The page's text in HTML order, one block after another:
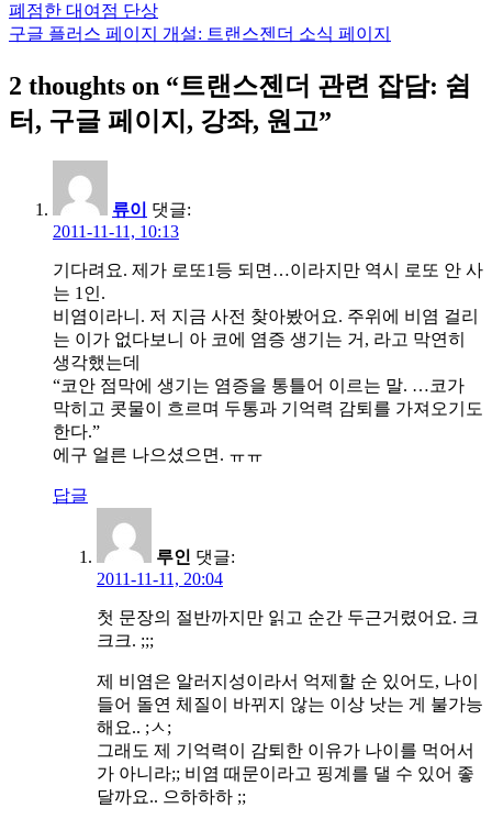
글
탐
색
폐점한 대여점 단상
구글 플러스 페이지 개설: 트랜스젠더 소식 페이지
2 thoughts on “트랜스젠더 관련 잡담: 쉼
터, 구글 페이지, 강좌, 원고”
류이
댓글:
2011-11-11, 10:13
기다려요. 제가 로또1등 되면…이라지만 역시 로또 안 사
는 1인.
비염이라니. 저 지금 사전 찾아봤어요. 주위에 비염 걸리
는 이가 없다보니 아 코에 염증 생기는 거, 라고 막연히
생각했는데
“코안 점막에 생기는 염증을 통틀어 이르는 말. …코가
막히고 콧물이 흐르며 두통과 기억력 감퇴를 가져오기도
한다.”
에구 얼른 나으셨으면. ㅠㅠ
답글
루인 댓글:
2011-11-11, 20:04
첫 문장의 절반까지만 읽고 순간 두근거렸어요. 크
크크. ;;;
제 비염은 알러지성이라서 억제할 순 있어도, 나이
들어 돌연 체질이 바뀌지 않는 이상 낫는 게 불가능
해요.. ;ㅅ;
그래도 제 기억력이 감퇴한 이유가 나이를 먹어서
가 아니라;; 비염 때문이라고 핑계를 댈 수 있어 좋
달까요.. 으하하하 ;;